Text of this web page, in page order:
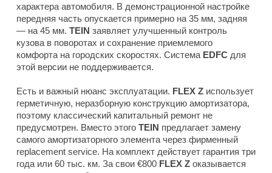
характера автомобиля. В демонстрационной настройке
передняя часть опускается примерно на 35 мм, задняя
— на 45 мм. TEIN заявляет улучшенный контроль
кузова в поворотах и сохранение приемлемого
комфорта на городских скоростях. Система EDFC для
этой версии не поддерживается.
Есть и важный нюанс эксплуатации. FLEX Z использует
герметичную, неразборную конструкцию амортизатора,
поэтому классический капитальный ремонт не
предусмотрен. Вместо этого TEIN предлагает замену
самого амортизаторного элемента через фирменный
replacement service. На комплект действует гарантия три
года или 60 тыс. км. За свои €800 FLEX Z оказывается